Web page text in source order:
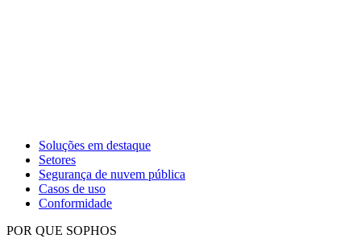
Soluções em destaque
Setores
Segurança de nuvem pública
Casos de uso
Conformidade
POR QUE SOPHOS